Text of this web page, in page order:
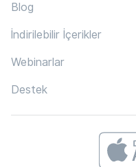
Blog
İndirilebilir İçerikler
Webinarlar
Destek